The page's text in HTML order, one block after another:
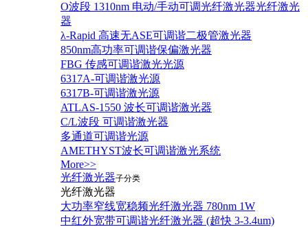
O波段 1310nm 电动/手动可调光纤激光器光纤激光
器
λ-Rapid 高速无ASE可调谐二极管激光器
850nm高功率可调谐保偏激光器
FBG 传感可调谐激光光源
6317A-可调谐激光源
6317B-可调谐激光源
ATLAS-1550 波长可调谐激光器
C/L波段 可调谐激光器
多通道可调谐光源
AMETHYST波长可调谐激光系统
More>>
光纤激光器子分类
光纤激光器
大功率窄线宽稳频光纤激光器 780nm 1W
中红外宽带可调谐光纤激光器 (超快 3-3.4um)